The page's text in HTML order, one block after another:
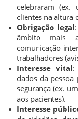
celebraram (ex.
clientes na altura
Obrigação legal
âmbito mais
comunicação
trabalhadores
Interesse vital:
dados da pessoa
segurança (ex.
aos pacientes).
Interesse